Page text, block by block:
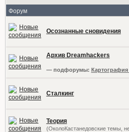
Форум
Осознанные сновидения
Архив Dreamhackers
— подфорумы:
Сталкинг
Теория
(ОколоКастанедовские темы,